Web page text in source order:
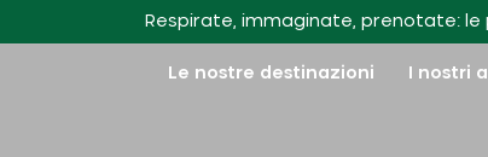
Respirate, immaginate, prenotate:
Le nostre destinazioni I nostri